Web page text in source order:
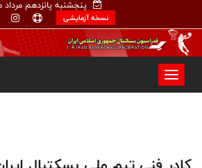
پنجشنبه پانزدهم مرداد
نسخه آزمایشی